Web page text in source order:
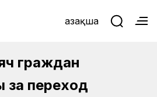
Қазақша
граждан
за переход